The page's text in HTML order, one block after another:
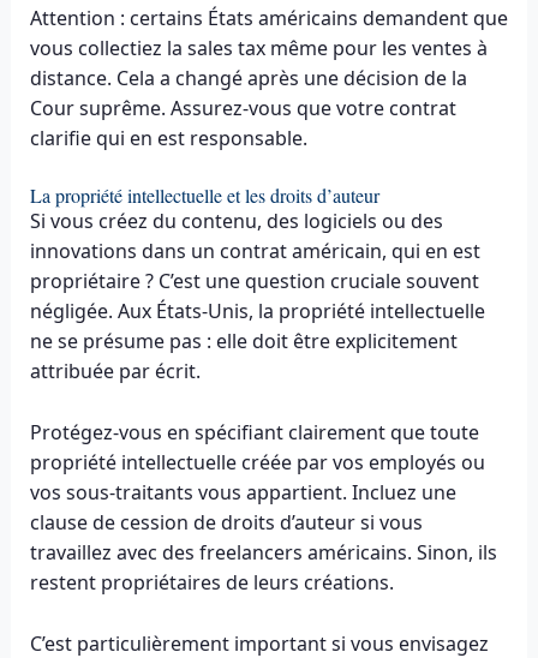
Attention : certains États américains demandent que
vous collectiez la sales tax même pour les ventes à
distance. Cela a changé après une décision de la
Cour suprême. Assurez-vous que votre contrat
clarifie qui en est responsable.
La propriété intellectuelle et les droits d’auteur
Si vous créez du contenu, des logiciels ou des
innovations dans un contrat américain, qui en est
propriétaire ? C’est une question cruciale souvent
négligée. Aux États-Unis, la propriété intellectuelle
ne se présume pas : elle doit être explicitement
attribuée par écrit.
Protégez-vous en spécifiant clairement que toute
propriété intellectuelle créée par vos employés ou
vos sous-traitants vous appartient. Incluez une
clause de cession de droits d’auteur si vous
travaillez avec des freelancers américains. Sinon, ils
restent propriétaires de leurs créations.
C’est particulièrement important si vous envisagez